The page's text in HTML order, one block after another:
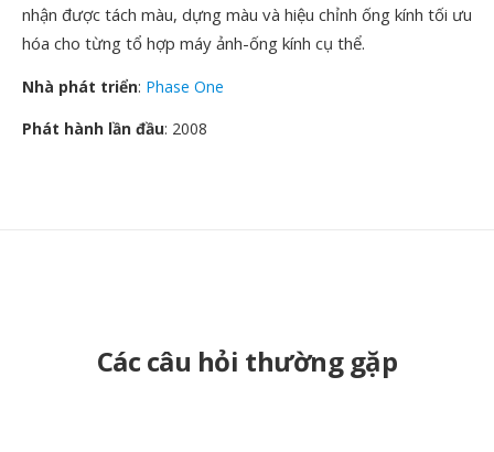
nhận được tách màu, dựng màu và hiệu chỉnh ống kính tối ưu
hóa cho từng tổ hợp máy ảnh-ống kính cụ thể.
Nhà phát triển: Phase One
Phát hành lần đầu: 2008
Các câu hỏi thường gặp